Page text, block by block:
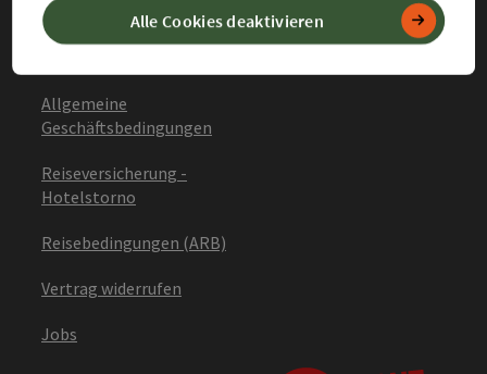
Datenschutz
Allgemeine
Geschäftsbedingungen
Reiseversicherung -
Hotelstorno
Reisebedingungen (ARB)
Vertrag widerrufen
Jobs
Alle Cookies deaktivieren